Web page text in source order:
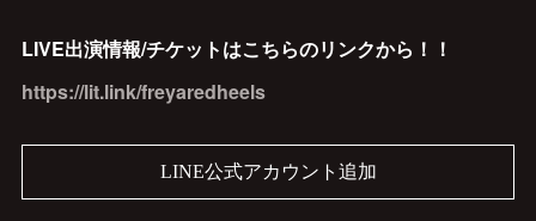
LIVE出演情報/チケットはこちらのリンクから！！
https://lit.link/freyaredheels
LINE公式アカウント追加